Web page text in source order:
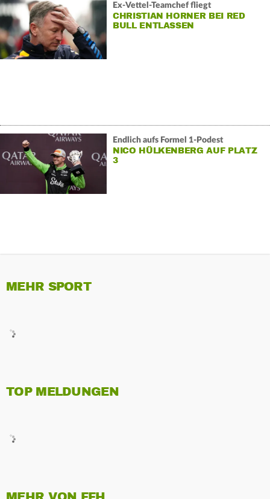
Ex-Vettel-Teamchef fliegt
CHRISTIAN HORNER BEI RED
BULL ENTLASSEN
Endlich aufs Formel 1-Podest
NICO HÜLKENBERG AUF PLATZ
3
MEHR SPORT
TOP MELDUNGEN